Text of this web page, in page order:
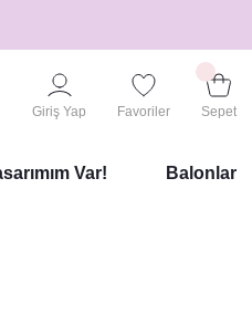
Giriş Yap Favoriler Sepet
Var! Balonlar